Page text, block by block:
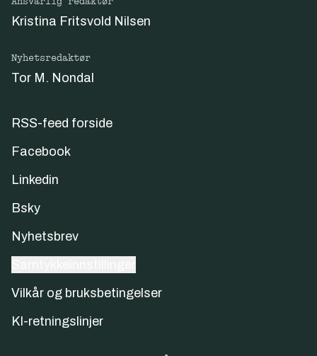
Kristina Fritsvold Nilsen
Nyhetsredaktør
Tor M. Nondal
RSS-feed forside
Facebook
Linkedin
Bsky
Nyhetsbrev
Vilkår og bruksbetingelser
KI-retningslinjer